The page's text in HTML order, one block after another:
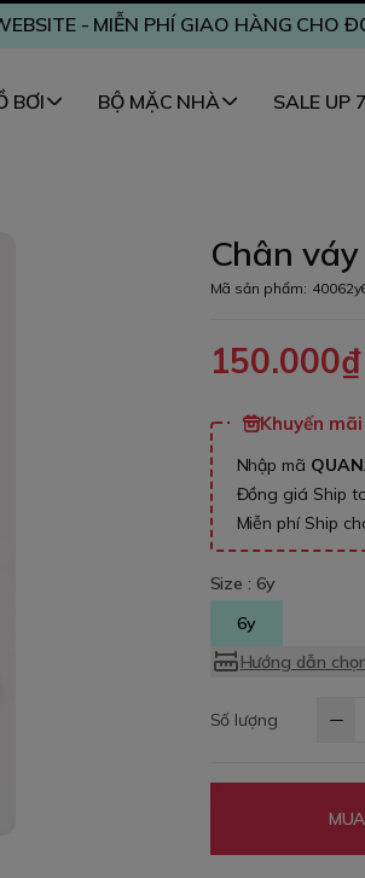
- MIỄN PHÍ GIAO HÀNG CHO
BƠI BỘ MẶC NHÀ SALE UP
Chân
Mã sản phẩm:
150.000₫
Khuyến
Nhập mã
Đồng giá Ship
Miễn phí Ship
Size :6y
6y
Hướng dẫn
Số lượng